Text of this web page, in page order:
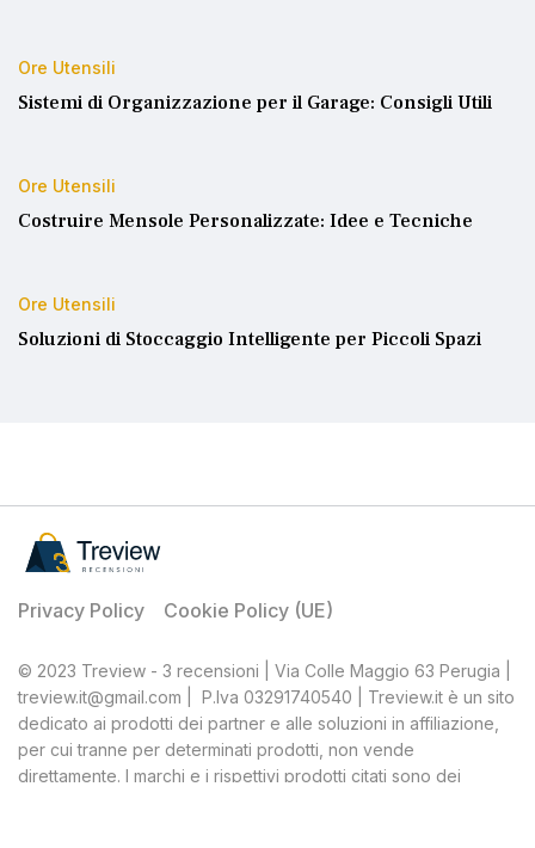
Ore Utensili
Sistemi di Organizzazione per il Garage: Consigli Utili
Ore Utensili
Costruire Mensole Personalizzate: Idee e Tecniche
Ore Utensili
Soluzioni di Stoccaggio Intelligente per Piccoli Spazi
Privacy Policy Cookie Policy (UE)
© 2023 Treview - 3 recensioni | Via Colle Maggio 63 Perugia |
treview.it@gmail.com | P.Iva 03291740540 | Treview.it è un sito
dedicato ai prodotti dei partner e alle soluzioni in affiliazione,
per cui tranne per determinati prodotti, non vende
direttamente. I marchi e i rispettivi prodotti citati sono dei